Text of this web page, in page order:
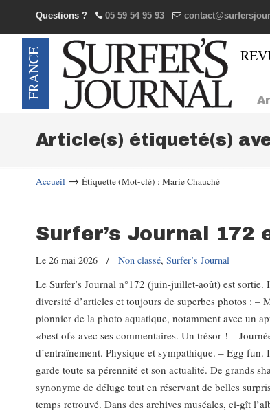
Questions ? 05 59 54 95 93
Navigation
Article(s) étiqueté(s)
Accueil → Étiquette (Mot-clé) : Marie Chauché
Surfer’s Journal 172
Le 26 mai 2026 / Non classé, Surfer’s Journal
Le Surfer’s Journal n°172 (juin-juillet-août) est
diversité d’articles et toujours de superbes photos : –
pionnier de la photo aquatique, notamment avec un
«best of» avec ses commentaires. Un trésor ! –
d’entraînement. Physique et sympathique. – Egg
garde toute sa pérennité et son actualité. De grands
synonyme de déluge tout en réservant de belles
temps retrouvé. Dans des archives muséales, ci-gît